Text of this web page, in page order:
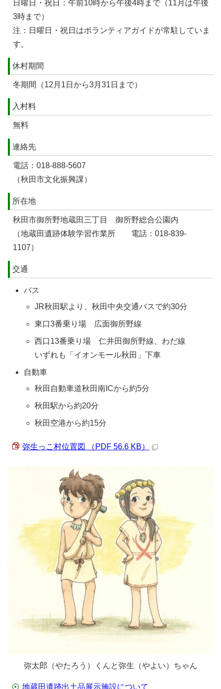
日曜日・祝日：午前10時から午後4時まで（11月は午後
3時まで）
注：日曜日・祝日はボランティアガイドが常駐していま
す。
休村期間
冬期間（12月1日から3月31日まで）
入村料
無料
連絡先
電話：018-888-5607
（秋田市文化振興課）
所在地
秋田市御所野地蔵田三丁目 御所野総合公園内
（地蔵田遺跡体験学習作業所 電話：018-839-
1107）
交通
バス
JR秋田駅より、秋田中央交通バスで約30分
東口3番乗り場 広面御所野線
西口13番乗り場 仁井田御所野線、わだ線
いずれも「イオンモール秋田」下車
自動車
秋田自動車道秋田南ICから約5分
秋田駅から約20分
秋田空港から約15分
弥生っこ村位置図 （PDF 56.6 KB）
弥太郎（やたろう）くんと弥生（やよい）ちゃん
地蔵田遺跡出土品展示施設について